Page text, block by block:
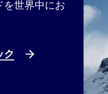
を世界中にお
ク